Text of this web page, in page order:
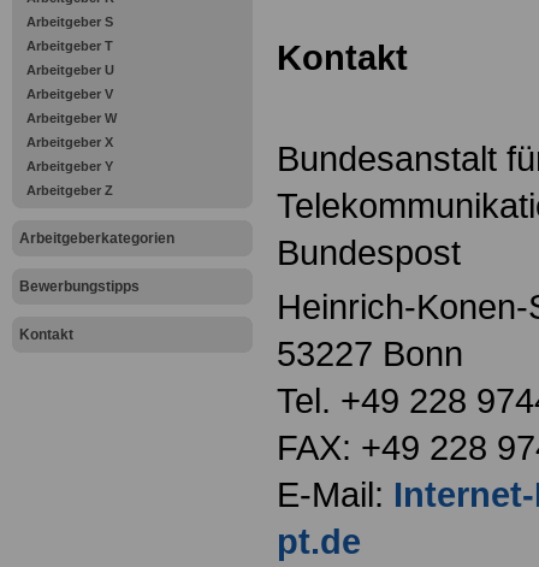
Arbeitgeber S
Arbeitgeber T
Arbeitgeber U
Arbeitgeber V
Arbeitgeber W
Arbeitgeber X
Arbeitgeber Y
Arbeitgeber Z
Arbeitgeberkategorien
Bewerbungstipps
Kontakt
Kontakt
Bundesanstalt
Bundespost
Heinrich-
53227 Bonn
Tel. +49 228
FAX: +49 228
E-Mail:
pt.de